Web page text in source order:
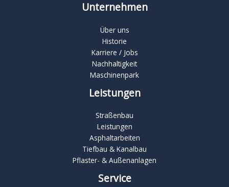
Unternehmen
Über uns
Historie
Karriere / Jobs
Nachhaltigkeit
Maschinenpark
Leistungen
Straßenbau
Leistungen
Asphaltarbeiten
Tiefbau & Kanalbau
Pflaster- & Außenanlagen
Service